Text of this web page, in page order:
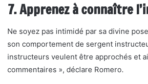
7. Apprenez à connaître
Ne soyez pas intimidé par sa divine
son comportement de sergent
instructeurs veulent être approchés et
commentaires », déclare Romero.